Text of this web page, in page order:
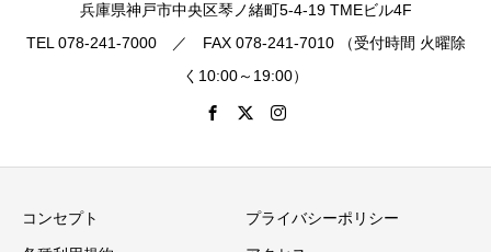
兵庫県神戸市中央区琴ノ緒町5-4-19 TMEビル4F
TEL 078-241-7000 ／ FAX 078-241-7010 （受付時間 火曜除
く10:00～19:00）
コンセプト プライバシーポリシー